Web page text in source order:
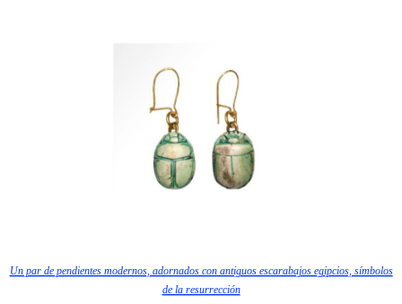
Un par de pendientes modernos, adornados con antiguos escarabajos egipcios, símbolos
de la resurrección